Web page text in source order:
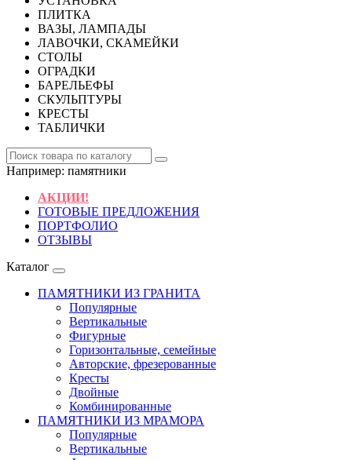
ПЛИТКА
ВАЗЫ, ЛАМПАДЫ
ЛАВОЧКИ, СКАМЕЙКИ
СТОЛЫ
ОГРАДКИ
БАРЕЛЬЕФЫ
СКУЛЬПТУРЫ
КРЕСТЫ
ТАБЛИЧКИ
Например: памятники
АКЦИИ!
ГОТОВЫЕ ПРЕДЛОЖЕНИЯ
ПОРТФОЛИО
ОТЗЫВЫ
Каталог
ПАМЯТНИКИ ИЗ ГРАНИТА
Популярные
Вертикальные
Фигурные
Горизонтальные, семейные
Авторские, фрезерованные
Кресты
Двойные
Комбинированные
ПАМЯТНИКИ ИЗ МРАМОРА
Популярные
Вертикальные